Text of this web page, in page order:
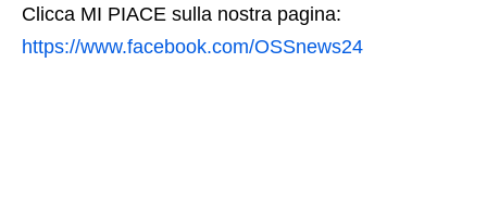
Clicca MI PIACE sulla nostra pagina:
https://www.facebook.com/OSSnews24